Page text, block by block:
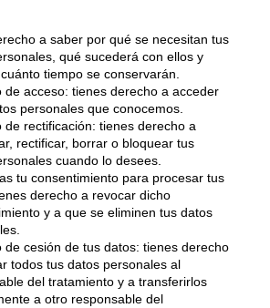
a saber por qué se necesitan tus
qué sucederá con ellos y
tiempo se conservarán.
de acceso: tienes derecho a acceder
personales que conocemos.
de rectificación: tienes derecho a
rectificar, borrar o bloquear tus
cuando lo desees.
tu consentimiento para procesar tus
derecho a revocar dicho
y a que se eliminen tus datos
de cesión de tus datos: tienes derecho
todos tus datos personales al
del tratamiento y a transferirlos
a otro responsable del